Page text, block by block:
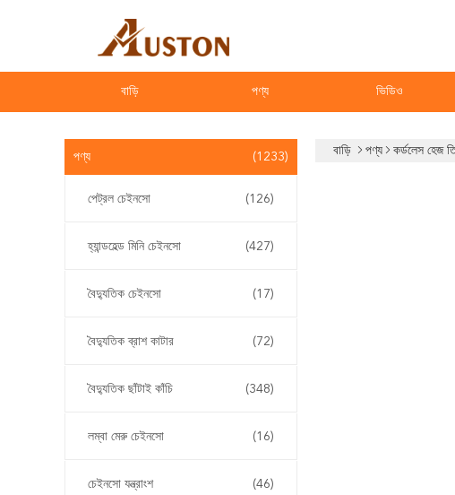
বাড়ি পণ্য ভিডিও
পণ্য (1233)
পেট্রল চেইনসো (126)
হ্যান্ডহেল্ড মিনি চেইনসো (427)
বৈদ্যুতিক চেইনসো (17)
বৈদ্যুতিক ব্রাশ কাটার (72)
বৈদ্যুতিক ছাঁটাই কাঁচি (348)
লম্বা মেরু চেইনসো (16)
চেইনসো যন্ত্রাংশ (46)
বাড়ি পণ্য কর্ডলেস হেজ